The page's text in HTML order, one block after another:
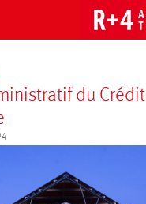
du Crédit